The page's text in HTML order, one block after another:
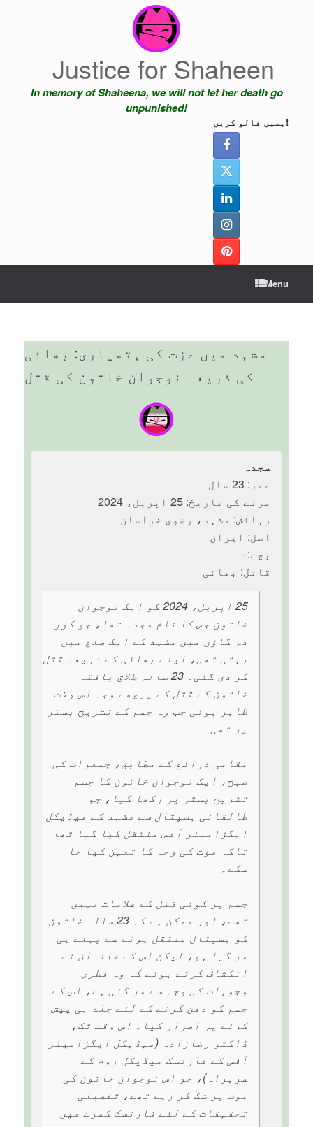
Justice for Shaheen
In memory of Shaheena, we will not let her death go
unpunished!
ہمیں فالو کریں!
Menu
مشہد میں عزت کی ہتھیاری: بھائی
کی ذریعہ نوجوان خاتون کی قتل
سجدہ
عمر: 23 سال
مرنے کی تاریخ: 25 اپریل، 2024
رہائش: مشہد، رضوی خراسان
اصل: ایران
بچے: -
قاتل: بھائی
25 اپریل، 2024 کو ایک نوجوان
خاتون جس کا نام سجدہ تھا، جو کور
دہ گاؤں میں مشہد کے ایک ضلع میں
رہتی تھی، اپنے بھائی کے ذریعہ قتل
کر دی گئی۔ 23 سالہ طلاق یافتہ
خاتون کے قتل کے پیچھے وجہ اس وقت
ظاہر ہوئی جب وہ جسم کے تشریح بستر
پر تھی۔
مقامی ذرائع کے مطابق، جمعرات کی
صبح، ایک نوجوان خاتون کا جسم
تشریح بستر پر رکھا گیا، جو
طالقانی ہسپتال سے مشہد کے میڈیکل
ایگزامینر آفس منتقل کیا گیا تھا
تاکہ موت کی وجہ کا تعین کیا جا
سکے۔
جسم پر کوئی قتل کے علامات نہیں
تھے، اور ممکن ہے کہ 23 سالہ خاتون
کو ہسپتال منتقل ہونے سے پہلے ہی
مر گیا ہو، لیکن اس کے خاندان نے
انکشاف کرتے ہوئے کہ وہ فطری
وجوہات کی وجہ سے مر گئی ہے، اس کے
جسم کو دفن کرنے کے لئے جلد ہی پیش
کرنے پر اصرار کیا۔ اس وقت تک،
ڈاکٹر رضازادہ (میڈیکل ایگزامینر
آفس کے فارنسک میڈیکل روم کے
سربراہ)، جو اس نوجوان خاتون کی
موت پر شک کر رہے تھے، تفصیلی
تحقیقات کے لئے فارنسک کمرے میں